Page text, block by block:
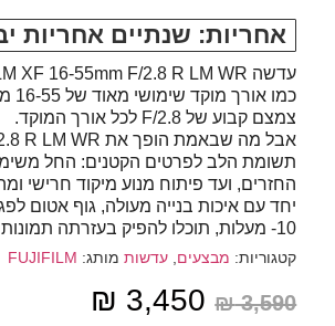
אחריות: שנתיים אחריות
צמצם קבוע של F/2.8 לכל אורך המוקד.
החזרים, ועד פיתוח מנוע מיקוד חרישי
יחד עם איכות בנייה מעולה, גוף אטום
10- מעלות, תוכלו להפיק בעזרתה תמונות חדות עם צבעים עשירים, מדויקים ומלאי חיים.
קטגוריות: מבצעים עדשות מותג: FUJIFILM
₪3,590
₪ 3,450